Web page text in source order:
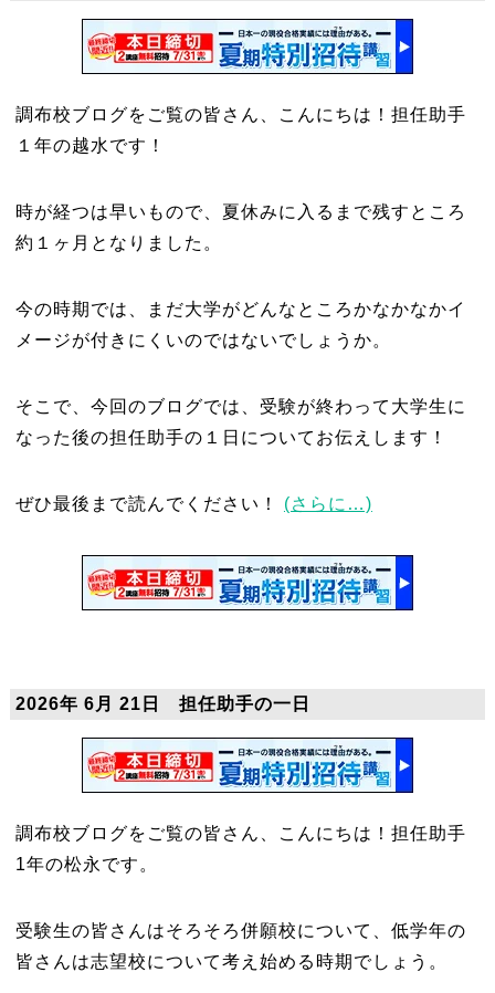
調布校ブログをご覧の皆さん、こんにちは！担任助手
１年の越水です！
時が経つは早いもので、夏休みに入るまで残すところ
約１ヶ月となりました。
今の時期では、まだ大学がどんなところかなかなかイ
メージが付きにくいのではないでしょうか。
そこで、今回のブログでは、受験が終わって大学生に
なった後の担任助手の１日についてお伝えします！
ぜひ最後まで読んでください！ (さらに…)
2026年 6月 21日 担任助手の一日
調布校ブログをご覧の皆さん、こんにちは！担任助手
1年の松永 です。
受験生の皆さんはそろそろ併願校について、低学年の
皆さんは志望校について考え始める時期でしょう。